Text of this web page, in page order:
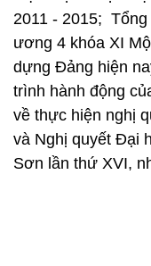
2011 - 2015;
ương 4 khóa XI
dựng Đảng hiện
trình hành động
về thực hiện nghị
và Nghị quyết Đại
Sơn lần thứ XVI,